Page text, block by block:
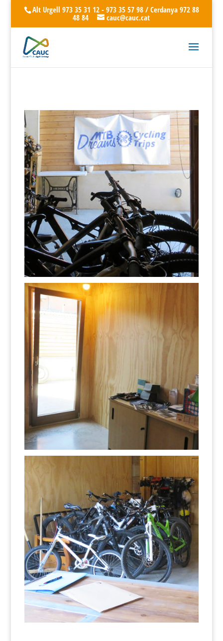
Alt Urgell 973 35 31 12 - 973 35 57 98 / Cerdanya 972 88
48 84
cauc@cauc.cat